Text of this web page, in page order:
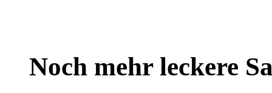
Noch mehr leckere